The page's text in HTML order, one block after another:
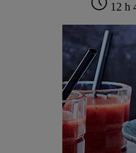
12 h